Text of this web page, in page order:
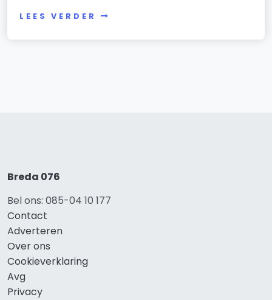
LEES VERDER
Breda 076
Bel ons: 085-04 10 177
Contact
Adverteren
Over ons
Cookieverklaring
Avg
Privacy